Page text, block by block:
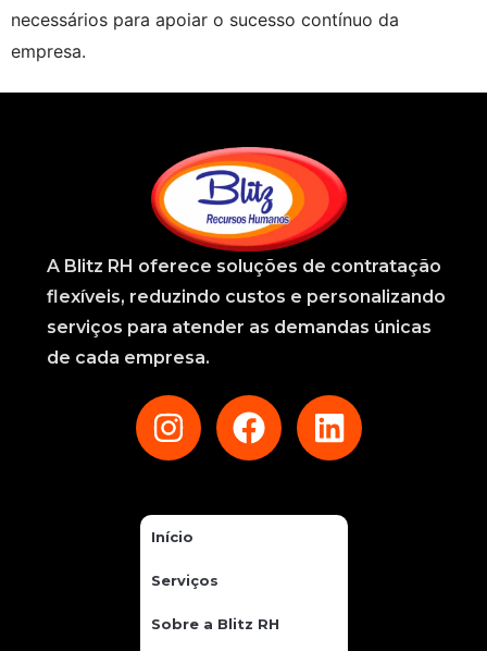
necessários para apoiar o sucesso contínuo da
empresa.
A Blitz RH oferece soluções de contratação
flexíveis, reduzindo custos e personalizando
serviços para atender as demandas únicas
de cada empresa.
Início
Serviços
Sobre a Blitz RH